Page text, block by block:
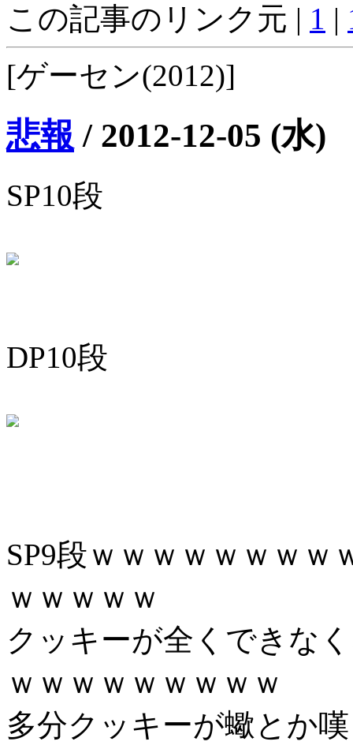
この記事のリンク元 | 1 |
[ゲーセン(2012)]
悲報 / 2012-12-05 (水)
SP10段
DP10段
SP9段ｗｗｗｗｗｗｗ
ｗｗｗｗｗ
クッキーが全くできな
ｗｗｗｗｗｗｗｗｗ
多分クッキーが蠍とか